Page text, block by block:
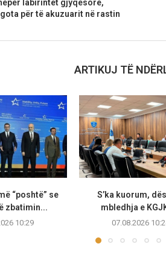
labirintet gjyqësore,
për të akuzuarit në rastin
ARTIKUJ TË
“poshtë” se
zbatimin...
10:29
S’ka kuorum,
mbledhja e
07.08.2026